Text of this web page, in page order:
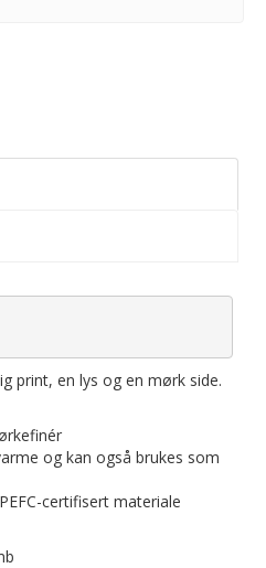
print, en lys og en mørk side.
og kan også brukes som
certifisert materiale